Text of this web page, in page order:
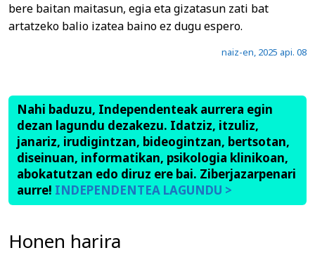
bere baitan maitasun, egia eta gizatasun zati bat
artatzeko balio izatea baino ez dugu espero.
naiz-en, 2025 api. 08
Nahi baduzu, Independenteak aurrera egin
dezan lagundu dezakezu. Idatziz, itzuliz,
janariz, irudigintzan, bideogintzan, bertsotan,
diseinuan, informatikan, psikologia klinikoan,
abokatutzan edo diruz ere bai. Ziberjazarpenari
aurre! INDEPENDENTEA LAGUNDU >
Honen harira